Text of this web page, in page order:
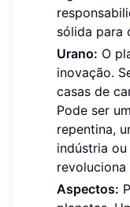
sólida para
Urano: O
inovação.
casas de
Pode ser
repentina,
indústria
revoluciona
Aspectos: